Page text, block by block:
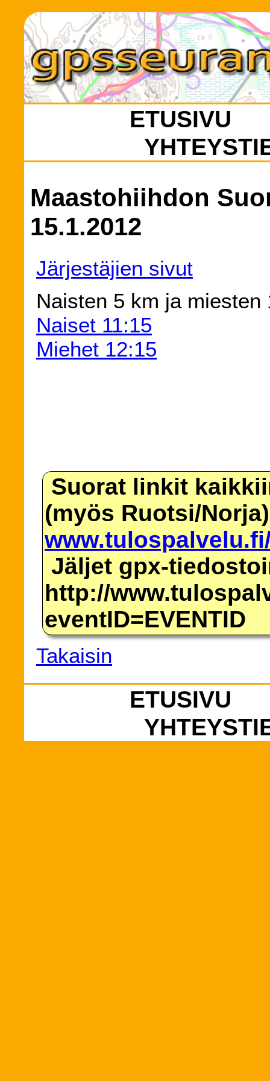
ETUSIVU
Maastohiihdon
15.1.2012
Järjestäjien sivut
Naisten 5 km ja miesten
Naiset 11:15
Miehet 12:15
Suorat linkit
(myös Ruotsi/Norja)
Jäljet gpx-
http://
eventID=EVENTID
Takaisin
ETUSIVU